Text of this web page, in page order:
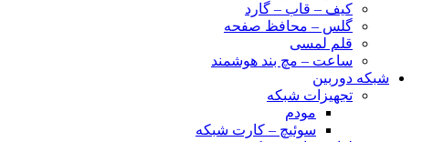
کیف – قاب – گارد
گلس – محافظ صفحه
قلم لمسی
ساعت – مچ بند هوشمند
شبکه دوربین
تجهیزات شبکه
مودم
سوئیچ – کارت شبکه